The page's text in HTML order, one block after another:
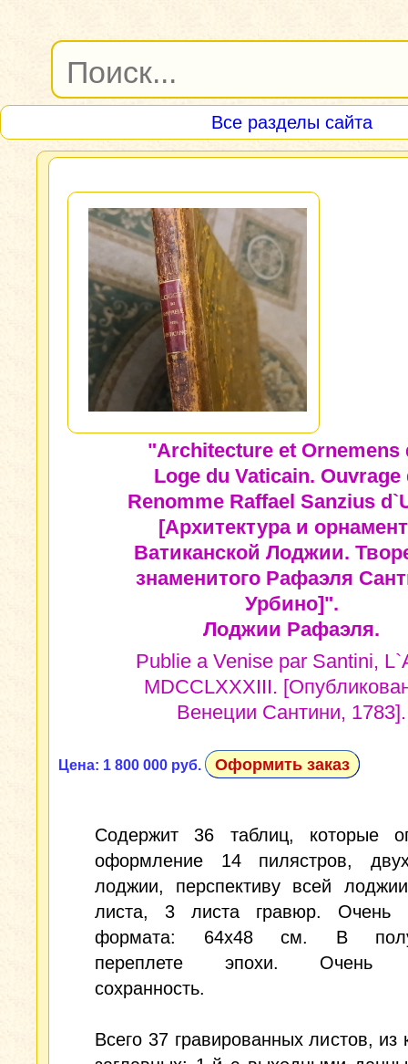
Все разделы сайта
"Architecture et Ornemens
Loge du Vaticain. Ouvrage
Renomme Raffael Sanzius
[Архитектура и
Ватиканской Лоджии.
знаменитого Рафаэля
Урбино]".
Лоджии Рафаэля.
Publie a Venise par Santini,
MDCCLXXXIII.
Венеции Сантини, 1783].
Цена: 1 800 000 руб. Оформить заказ
Содержит 36 таблиц, которые
оформление 14 пилястров,
лоджии, перспективу всей
листа, 3 листа гравюр. Очень
формата: 64х48 см. В
переплете эпохи. Очень
сохранность.
Всего 37 гравированных листов, из